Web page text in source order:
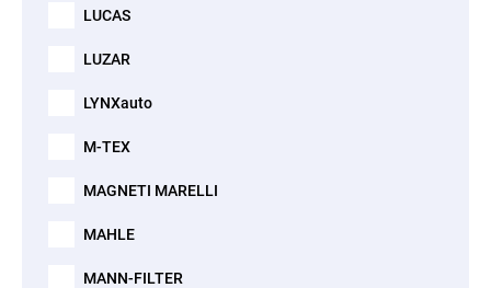
LUCAS
LUZAR
LYNXauto
M-TEX
MAGNETI MARELLI
MAHLE
MANN-FILTER